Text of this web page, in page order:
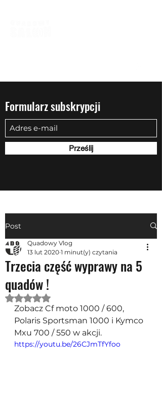
Formularz subskrypcji
Prześlij
Post
Trzecia część wyprawy na 5
quadów !
Quadowy Vlog
13 lut 2020 1 minut(y) czytania
Oceniono na NaN z 5 gwiazdek.
Zobacz Cf moto 1000 / 600,
Polaris Sportsman 1000 i Kymco
Mxu 700 / 550 w akcji.
https://youtu.be/26CJmTfYfoo